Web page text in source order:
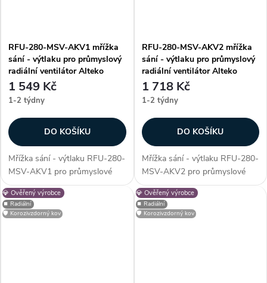
RFU-280-MSV-AKV1 mřížka
sání - výtlaku pro průmyslový
radiální ventilátor Alteko
1 549 Kč
1-2 týdny
DO KOŠÍKU
Mřížka sání - výtlaku RFU-280-
MSV-AKV1 pro průmyslové
radiální ventilátory řady RFU -
280. Mřížka slouží jako
ochranný prvek, který zabrání
RFU-280-MSV-AKV2 mřížka
sání - výtlaku pro průmyslový
radiální ventilátor Alteko
1 718 Kč
1-2 týdny
DO KOŠÍKU
Mřížka sání - výtlaku RFU-280-
MSV-AKV2 pro průmyslové
radiální ventilátory řady RFU -
280. Mřížka slouží jako
ochranný prvek, který zabrání
💎 Ověřený výrobce
⏹️ Radiální
🛡️ Korozivzdorný kov
💎 Ověřený výrobce
⏹️ Radiální
🛡️ Korozivzdorný kov